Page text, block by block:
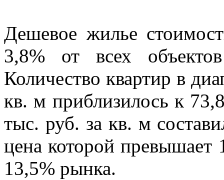
Дешевое жилье
3,8% от всех объектов
Количество квартир в
кв. м приблизилось к
тыс. руб. за кв. м
цена которой превышает
13,5% рынка.